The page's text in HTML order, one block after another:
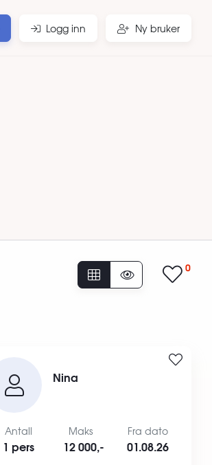
Logg inn Ny bruker
0
Nina
Antall
1 pers
Maks
12 000,-
Fra dato
01.08.26